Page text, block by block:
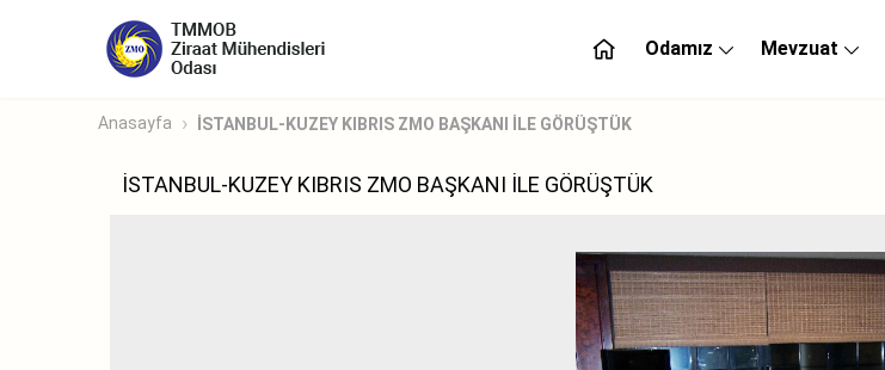
Odamız Mevzuat
Anasayfa İSTANBUL-KUZEY KIBRIS ZMO BAŞKANI İLE GÖRÜŞTÜK
İSTANBUL-KUZEY KIBRIS ZMO BAŞKANI İLE GÖRÜŞTÜK